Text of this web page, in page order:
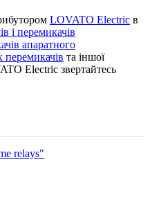
LOVATO Electric в
і перемикачів
апаратного
перемикачів та іншої
Electric звертайтесь
relays"